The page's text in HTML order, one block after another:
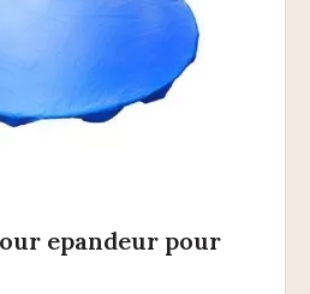
epandeur pour